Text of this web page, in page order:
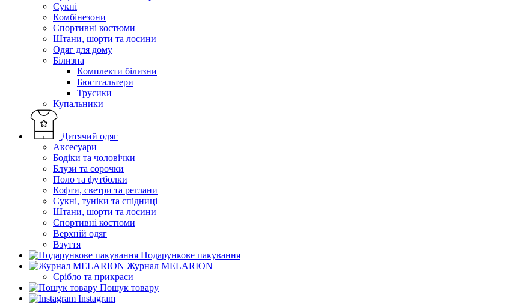
Сукні
Комбінезони
Спортивні костюми
Штани, шорти та лосини
Одяг для дому
Білизна
Комплекти білизни
Бюстгальтери
Трусики
Купальники
Дитячий одяг
Аксесуари
Бодіки та чоловічки
Блузи та сорочки
Поло та футболки
Кофти, светри та реглани
Сукні, туніки та спідниці
Штани, шорти та лосини
Спортивні костюми
Верхній одяг
Взуття
Подарункове пакування
Журнал MELARION
Срібло та прикраси
Пошук товару
Instagram